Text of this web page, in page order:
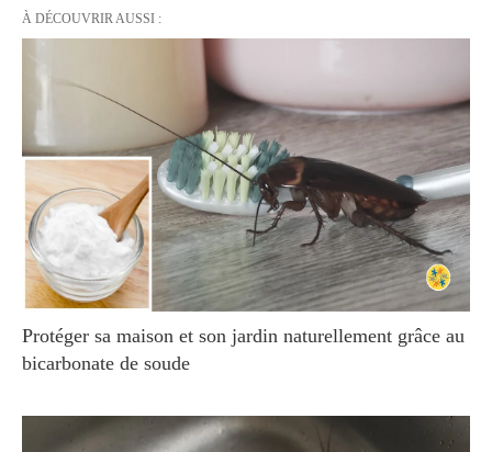
À DÉCOUVRIR AUSSI :
Protéger sa maison et son jardin naturellement grâce au
bicarbonate de soude